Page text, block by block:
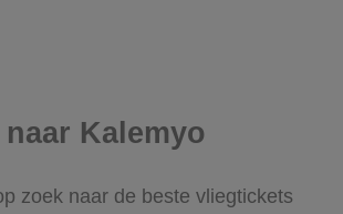
Kalemyo
zoek naar de beste vliegtickets